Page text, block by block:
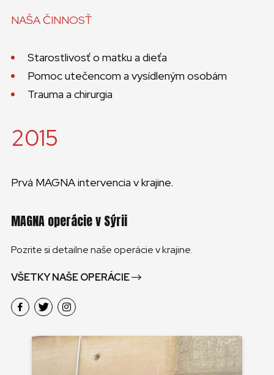
NAŠA ČINNOSŤ
Starostlivosť o matku a dieťa
Pomoc utečencom a vysídleným osobám
Trauma a chirurgia
2015
Prvá MAGNA intervencia v krajine.
MAGNA operácie v Sýrii
Pozrite si detailne naše operácie v krajine.
VŠETKY NAŠE OPERÁCIE